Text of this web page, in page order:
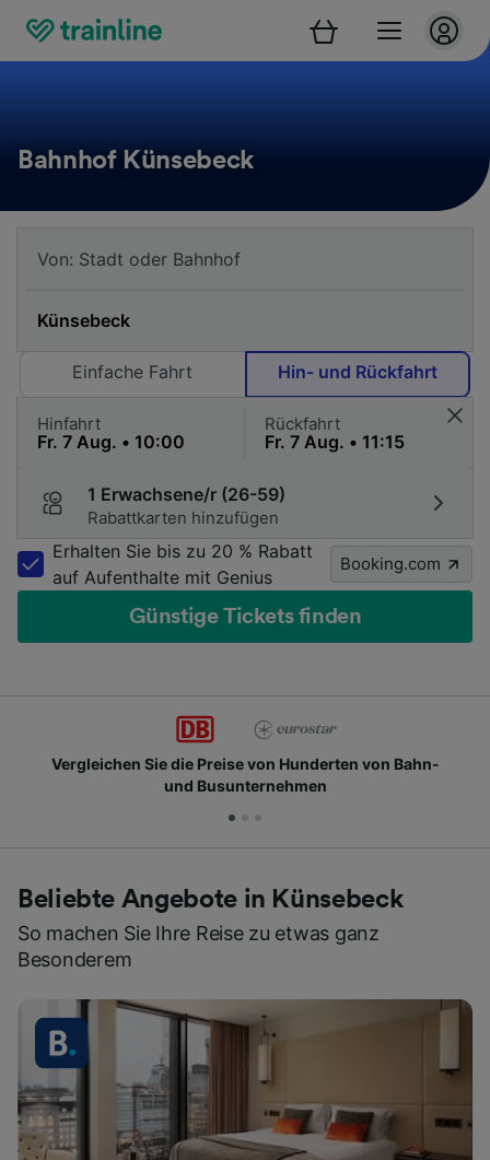
Bahnhof Künsebeck
Einfache Fahrt Hin- und Rückfahrt
Hinfahrt Rückfahrt
1 Erwachsene/r (26-59)
Rabattkarten hinzufügen
Erhalten Sie bis zu 20 % Rabatt
auf Aufenthalte mit Genius
Booking.com
Günstige Tickets finden
von Bahn-
Schließen Sie sich Millionen
Beliebte Angebote in Künsebeck
So machen Sie Ihre Reise zu etwas ganz
Besonderem